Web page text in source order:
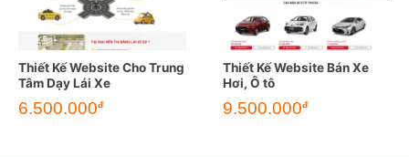
Thiết Kế Website Cho Trung
Tâm Dạy Lái Xe
6.500.000đ
Thiết Kế Website Bán Xe
Hơi, Ô tô
9.500.000đ